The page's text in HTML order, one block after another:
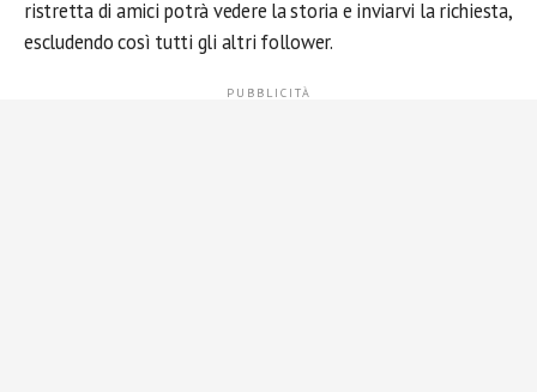
ristretta di amici potrà vedere la storia e inviarvi la richiesta,
escludendo così tutti gli altri follower.